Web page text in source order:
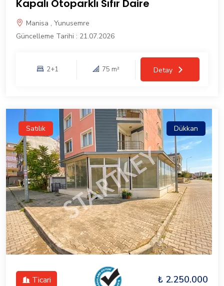
Kapalı Otoparklı Sıfır Daire
Manisa , Yunusemre
Güncelleme Tarihi : 21.07.2026
2+1 75 m² Detay
Satılık Dükkan
Ticari ₺ 2.250.000